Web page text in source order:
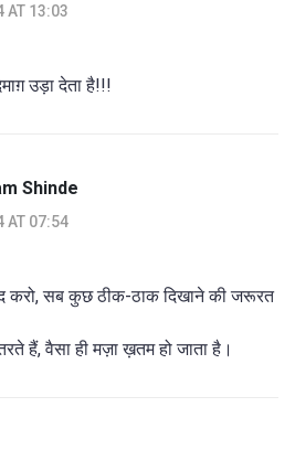
AT 13:03
उड़ा देता है!!!
Shinde
AT 07:54
करो, सब कुछ ठीक-ठाक दिखाने की जरूरत
हैं, वैसा ही मज़ा ख़तम हो जाता है।